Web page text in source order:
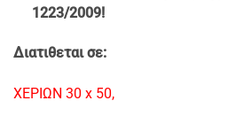
1223/2009!
Διατιθεται σε:
ΧΕΡΙΩΝ 30 x 50,